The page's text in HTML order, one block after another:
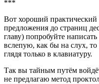
***
Вот хороший практический
предложения до страниц
главу) попробуйте
вслепую, как бы на слух,
глядя только в клавиатуру.
Так вы тайным путём
не предлагаю метод